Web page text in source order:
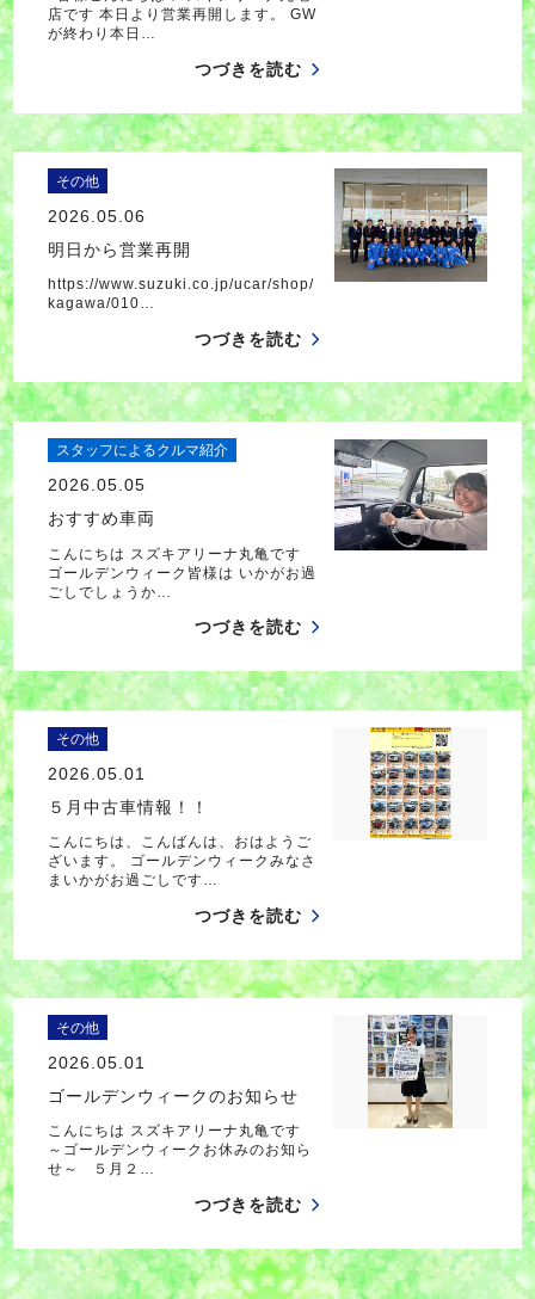
店です 本日より営業再開します。 GW
が終わり本日…
つづきを読む
その他
2026.05.06
明日から営業再開
https://www.suzuki.co.jp/ucar/shop/
kagawa/010…
つづきを読む
スタッフによるクルマ紹介
2026.05.05
おすすめ車両
こんにちは スズキアリーナ丸亀です
ゴールデンウィーク皆様は いかがお過
ごしでしょうか…
つづきを読む
その他
2026.05.01
５月中古車情報！！
こんにちは、こんばんは、おはようご
ざいます。 ゴールデンウィークみなさ
まいかがお過ごしです…
つづきを読む
その他
2026.05.01
ゴールデンウィークのお知らせ
こんにちは スズキアリーナ丸亀です
～ゴールデンウィークお休みのお知ら
せ～ ５月２…
つづきを読む